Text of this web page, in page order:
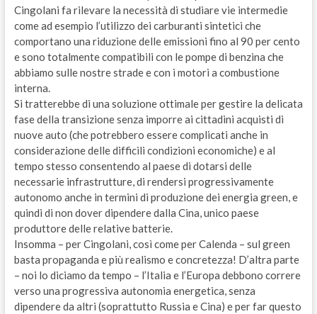
Cingolani fa rilevare la necessità di studiare vie intermedie
come ad esempio l’utilizzo dei carburanti sintetici che
comportano una riduzione delle emissioni fino al 90 per cento
e sono totalmente compatibili con le pompe di benzina che
abbiamo sulle nostre strade e con i motori a combustione
interna.
Si tratterebbe di una soluzione ottimale per gestire la delicata
fase della transizione senza imporre ai cittadini acquisti di
nuove auto (che potrebbero essere complicati anche in
considerazione delle difficili condizioni economiche) e al
tempo stesso consentendo al paese di dotarsi delle
necessarie infrastrutture, di rendersi progressivamente
autonomo anche in termini di produzione dei energia green, e
quindi di non dover dipendere dalla Cina, unico paese
produttore delle relative batterie.
Insomma – per Cingolani, così come per Calenda – sul green
basta propaganda e più realismo e concretezza! D’altra parte
– noi lo diciamo da tempo – l’Italia e l’Europa debbono correre
verso una progressiva autonomia energetica, senza
dipendere da altri (soprattutto Russia e Cina) e per far questo